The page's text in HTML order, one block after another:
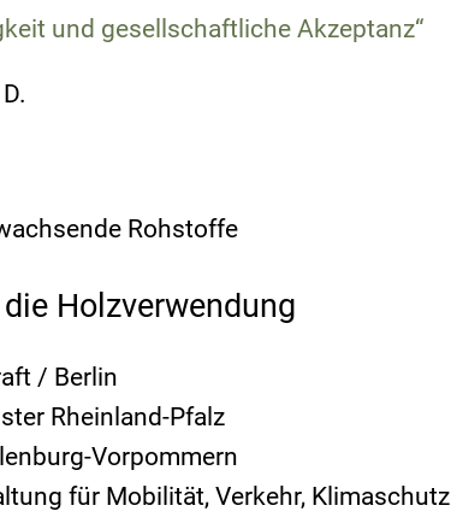
und gesellschaftliche Akzeptanz“
Rohstoffe
Holzverwendung
/ Berlin
Rheinland-Pfalz
Vorpommern
für Mobilität, Verkehr,